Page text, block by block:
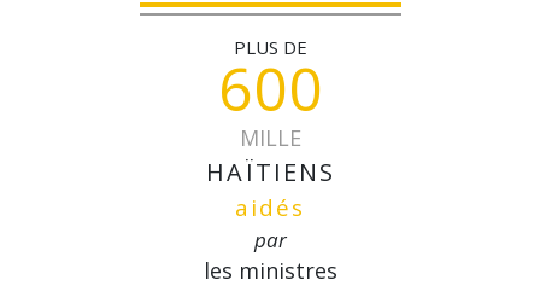
PLUS DE
600
MILLE
HAÏTIENS
aidés
par
les ministres